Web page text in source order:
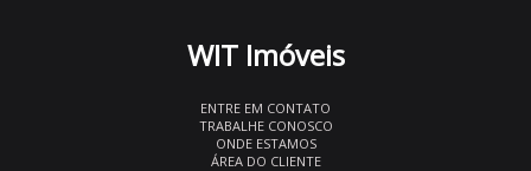
WIT Imóveis
ENTRE EM CONTATO
TRABALHE CONOSCO
ONDE ESTAMOS
ÁREA DO CLIENTE